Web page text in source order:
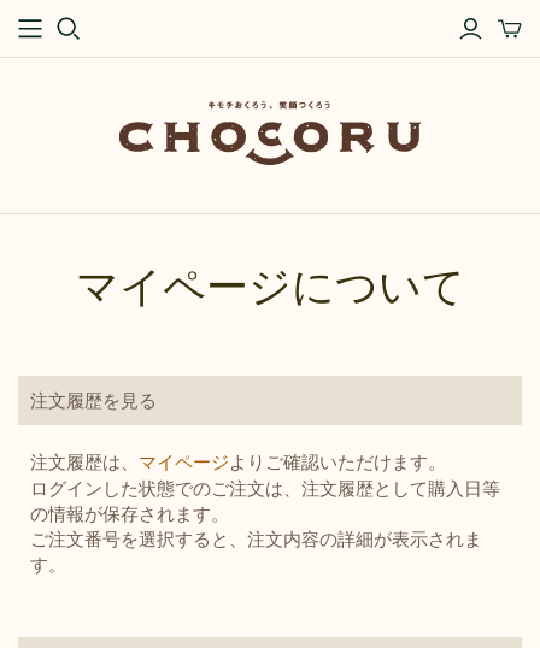
マイページについて
注文履歴を見る
注文履歴は、 マイページよりご確認いただけます。
ログインした状態でのご注文は、注文履歴として購入日等
の情報が保存されます。
ご注文番号を選択すると、注文内容の詳細が表示されま
す。